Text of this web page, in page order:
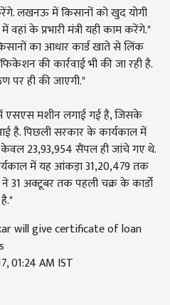
लखनऊ में किसानों को खुद योगी
वहां के प्रभारी मंत्री यही काम करेंगे."
का आधार कार्ड खाते से लिंक
की कार्रवाई भी की जा रही है.
ही की जाएगी."
में एसएस मशीन लगाई गई है, जिसके
है. पिछली सरकार के कार्यकाल में
23,93,954 सैंपल ही जांचे गए थे.
में यह आंकड़ा 31,20,479 तक
31 अक्टूबर तक पहली चक्र के कार्डो
will give certificate of loan
01:24 AM IST